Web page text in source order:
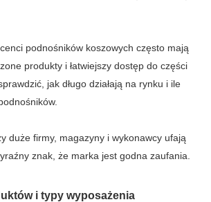
podnośników koszowych często mają
produkty i łatwiejszy dostęp do części
jak długo działają na rynku i ile
duże firmy, magazyny i wykonawcy ufają
znak, że marka jest godna zaufania.
i typy wyposażenia